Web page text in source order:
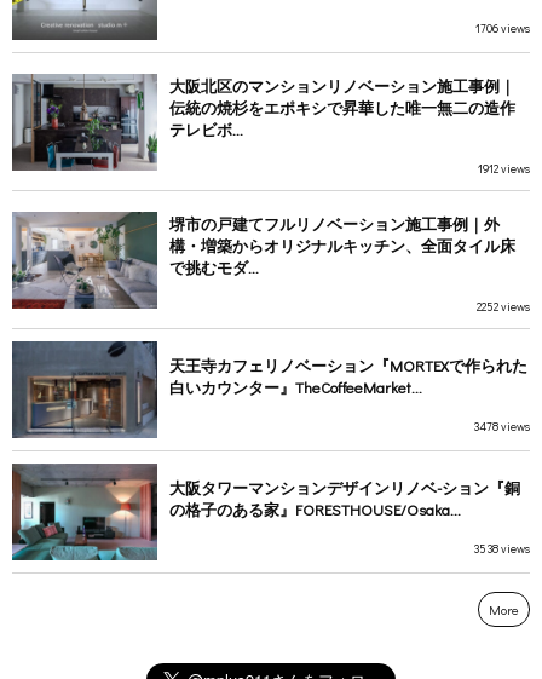
1706 views
大阪北区のマンションリノベーション施工事例｜
伝統の焼杉をエポキシで昇華した唯一無二の造作
テレビボ...
1912 views
堺市の戸建てフルリノベーション施工事例｜外
構・増築からオリジナルキッチン、全面タイル床
で挑むモダ...
2252 views
天王寺カフェリノベーション『MORTEXで作られた
白いカウンター』TheCoffeeMarket...
3478 views
大阪タワーマンションデザインリノベ-ション『銅
の格子のある家』FORESTHOUSE/Osaka...
3538 views
More